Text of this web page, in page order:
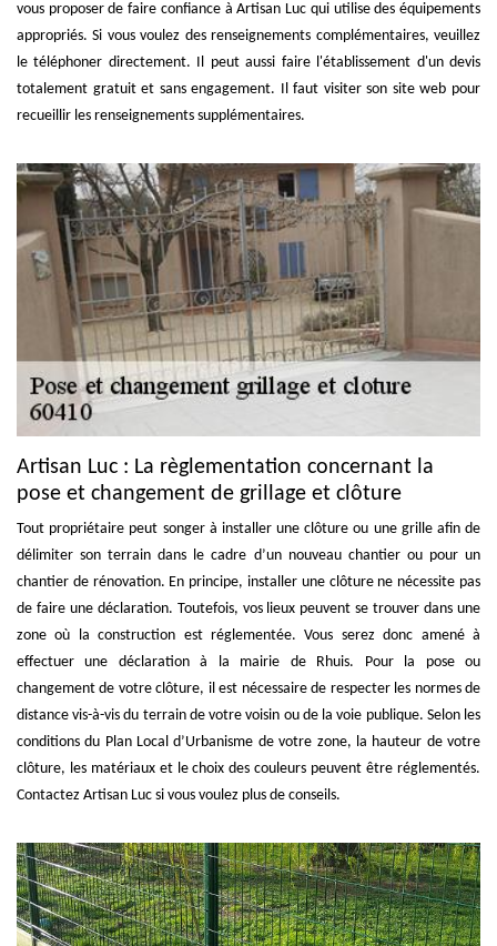
vous proposer de faire confiance à Artisan Luc qui utilise des équipements
appropriés. Si vous voulez des renseignements complémentaires, veuillez
le téléphoner directement. Il peut aussi faire l'établissement d'un devis
totalement gratuit et sans engagement. Il faut visiter son site web pour
recueillir les renseignements supplémentaires.
Artisan Luc : La règlementation concernant la
pose et changement de grillage et clôture
Tout propriétaire peut songer à installer une clôture ou une grille afin de
délimiter son terrain dans le cadre d’un nouveau chantier ou pour un
chantier de rénovation. En principe, installer une clôture ne nécessite pas
de faire une déclaration. Toutefois, vos lieux peuvent se trouver dans une
zone où la construction est réglementée. Vous serez donc amené à
effectuer une déclaration à la mairie de Rhuis. Pour la pose ou
changement de votre clôture, il est nécessaire de respecter les normes de
distance vis-à-vis du terrain de votre voisin ou de la voie publique. Selon les
conditions du Plan Local d’Urbanisme de votre zone, la hauteur de votre
clôture, les matériaux et le choix des couleurs peuvent être réglementés.
Contactez Artisan Luc si vous voulez plus de conseils.